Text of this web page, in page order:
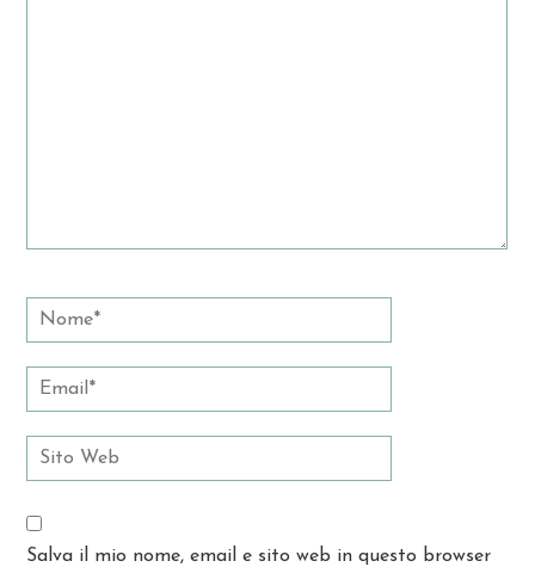
Salva il mio nome, email e sito web in questo browser